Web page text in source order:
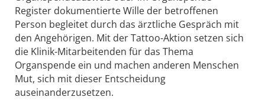
Register dokumentierte Wille der betroffenen
Person begleitet durch das ärztliche Gespräch mit
den Angehörigen. Mit der Tattoo-Aktion setzen sich
die Klinik-Mitarbeitenden für das Thema
Organspende ein und machen anderen Menschen
Mut, sich mit dieser Entscheidung
auseinanderzusetzen.